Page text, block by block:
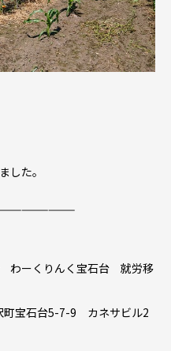
した。
わーくりんく宝石台 就労移
宝石台5-7-9 カネサビル2